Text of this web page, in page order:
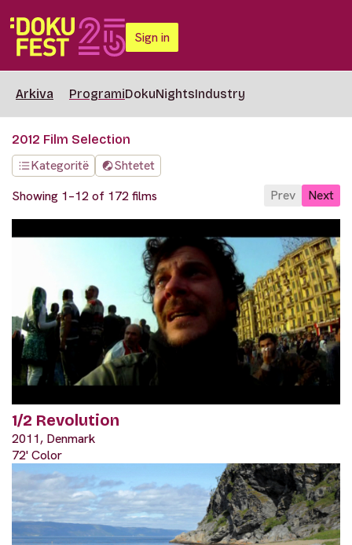
Sign in
Arkiva ProgramiDokuNightsIndustry
2012 Film Selection
Kategoritë
Shtetet
Showing 1–12 of 172 films
Prev Next
1/2 Revolution
2011, Denmark
72' Color